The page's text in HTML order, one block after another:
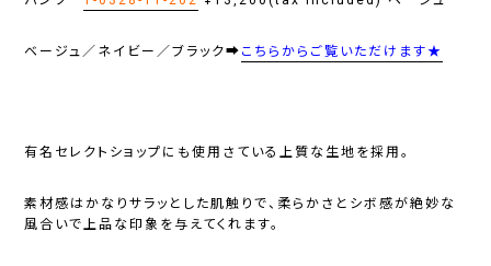
ベージュ／ネイビー／ブラック➡ こちらからご覧いただけます★
有名セレクトショップにも使用さている上質な生地を採用。
素材感はかなりサラッとした肌触りで、柔らかさとシボ感が絶妙な
風合いで上品な印象を与えてくれます。